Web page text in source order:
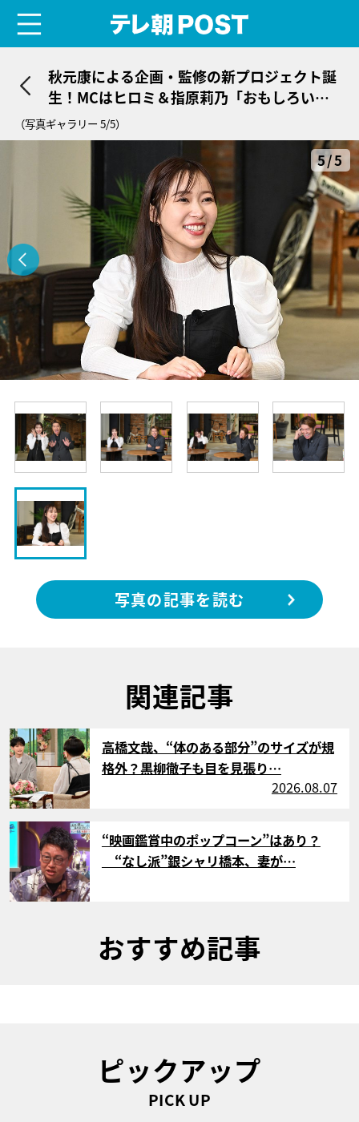
秋元康による企画・監修の新プロジェクト誕
生！MCはヒロミ＆指原莉乃「おもしろいと
ころに目をつけたな」
（写真ギャラリー 5/5）
5/5
写真の記事を読む
関連記事
サムネイル
高橋文哉、“体のある部分”のサイズが規
格外？黒柳徹子も目を見張り…
2026.08.07
サムネイル
“映画鑑賞中のポップコーン”はあり？
“なし派”銀シャリ橋本、妻が…
おすすめ記事
ピックアップ
PICK UP